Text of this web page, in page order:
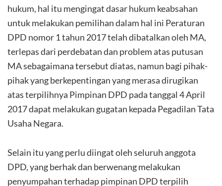
hukum, hal itu mengingat dasar hukum keabsahan
untuk melakukan pemilihan dalam hal ini Peraturan
DPD nomor 1 tahun 2017 telah dibatalkan oleh MA,
terlepas dari perdebatan dan problem atas putusan
MA sebagaimana tersebut diatas, namun bagi pihak-
pihak yang berkepentingan yang merasa dirugikan
atas terpilihnya Pimpinan DPD pada tanggal 4 April
2017 dapat melakukan gugatan kepada Pegadilan Tata
Usaha Negara.
Selain itu yang perlu diingat oleh seluruh anggota
DPD, yang berhak dan berwenang melakukan
penyumpahan terhadap pimpinan DPD terpilih